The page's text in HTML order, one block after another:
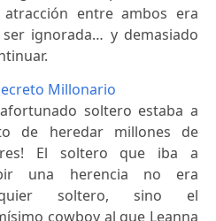
entre ambos era
ignorada… y demasiado
Millonario
afortunado soltero estaba a
de heredar millones de
El soltero que iba a
una herencia no era
soltero, sino el
cowboy al que Leanna